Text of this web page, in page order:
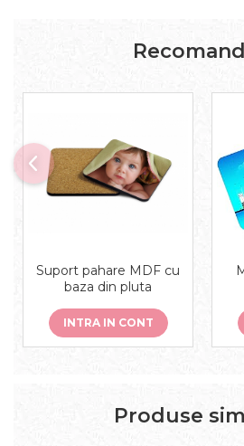
Suport pahare MDF cu
baza din pluta
INTRA IN CONT
Produse